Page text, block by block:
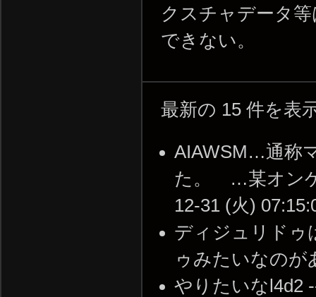
クスチャデータ
できない。
最新の 15 件を表
AIAWSM…通称
た。 …某オンゲ
12-31 (火)
ディジュリドゥ
ゥみたいなのが
やりたいなl4d2